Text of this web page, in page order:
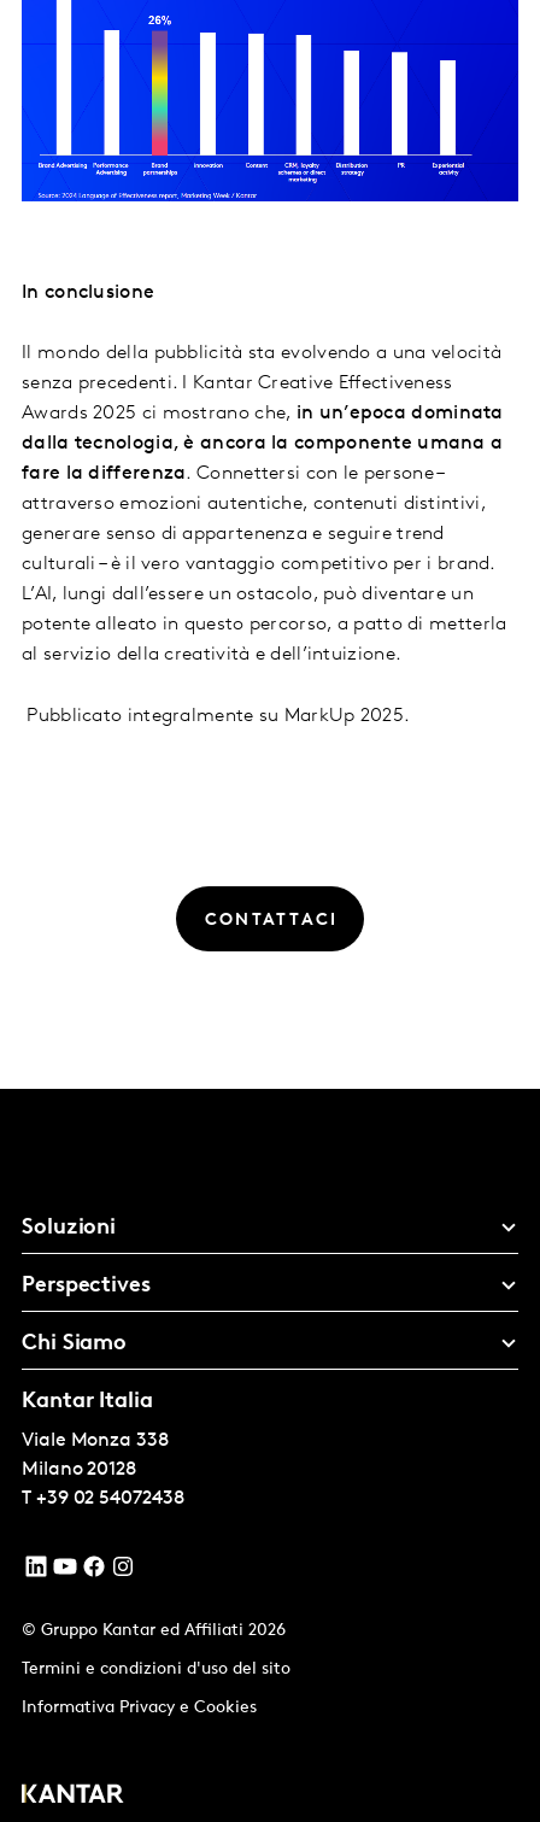
In conclusione
Il mondo della pubblicità sta evolvendo a una velocità
senza precedenti. I Kantar Creative Effectiveness
Awards 2025 ci mostrano che, in un’epoca dominata
dalla tecnologia, è ancora la componente umana a
fare la differenza. Connettersi con le persone –
attraverso emozioni autentiche, contenuti distintivi,
generare senso di appartenenza e seguire trend
culturali – è il vero vantaggio competitivo per i brand.
L’AI, lungi dall’essere un ostacolo, può diventare un
potente alleato in questo percorso, a patto di metterla
al servizio della creatività e dell’intuizione.
Pubblicato integralmente su MarkUp 2025.
CONTATTACI
Soluzioni
Perspectives
Chi Siamo
Kantar Italia
Viale Monza 338
Milano 20128
T +39 02 54072438
© Gruppo Kantar ed Affiliati 2026
Termini e condizioni d'uso del sito
Informativa Privacy e Cookies